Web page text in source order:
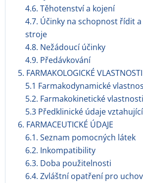
4.6. Těhotenství a kojení
4.7. Účinky na schopnost řídit
stroje
4.8. Nežádoucí účinky
4.9. Předávkování
5. FARMAKOLOGICKÉ VLASTNOSTI
5.1 Farmakodynamické
5.2. Farmakokinetické vlastnosti
5.3 Předklinické údaje
6. FARMACEUTICKÉ ÚDAJE
6.1. Seznam pomocných látek
6.2. Inkompatibility
6.3. Doba použitelnosti
6.4. Zvláštní opatření pro